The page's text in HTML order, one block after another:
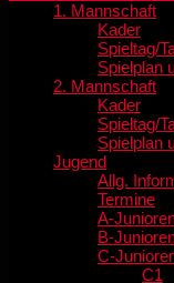
1. Mannschaft
Kader
Spieltag/
Spielplan
2. Mannschaft
Kader
Spieltag/
Spielplan
Jugend
Allg.
Termine
A-
B-
C-
C1